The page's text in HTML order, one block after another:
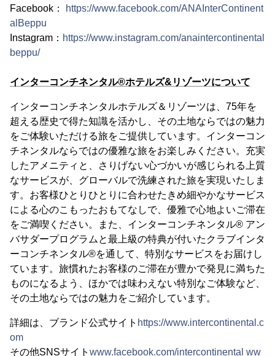
Facebook：
https://www.facebook.com/ANAInterContinent
alBeppu
Instagram： https://www.instagram.com/anaintercontinental
beppu/
インターコンチネンタル®ホテルズ&リゾーツについて
インターコンチネンタルホテルズ＆リゾーツは、75年を
超える歴史で得た知識を活かし、その土地ならではの魅力
をご体験いただける旅をご提供しています。インターコン
チネンタルならではの優雅な旅をお楽しみください。充実
したアメニティと、さりげない心づかいが感じられる上質
なサービスが、グローバルで洗練された旅を実現いたしま
す。お客様ひとりひとりに合わせたきめ細やかなサービス
による心のこもったおもてなしで、優雅で心地よいご滞在
をご満喫ください。また、インターコンチネンタル® アン
バサダープログラムと最上級の特典が付いたクラブインタ
ーコンチネンタル®を通して、特別なサービスをお届けし
ています。旅慣れたお客様のご滞在が豊かで発見に満ちた
ものになるよう、ほかでは味わえない特別なご体験など、
その土地ならではの魅力をご紹介しています。
詳細は、ブランド公式サイト https://www.intercontinental.c
om
その他SNSサイト www.facebook.com/intercontinental ww